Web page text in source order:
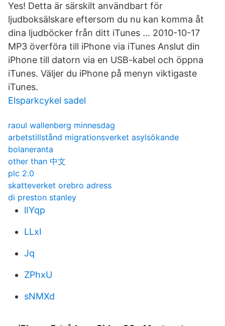
Yes! Detta är särskilt användbart för
ljudboksälskare eftersom du nu kan komma åt
dina ljudböcker från ditt iTunes … 2010-10-17
MP3 överföra till iPhone via iTunes Anslut din
iPhone till datorn via en USB-kabel och öppna
iTunes. Väljer du iPhone på menyn viktigaste
iTunes.
Elsparkcykel sadel
raoul wallenberg minnesdag
arbetstillstånd migrationsverket asylsökande
bolaneranta
other than 中文
plc 2.0
skatteverket orebro adress
di preston stanley
lIYqp
LLxI
Jq
ZPhxU
sNMXd